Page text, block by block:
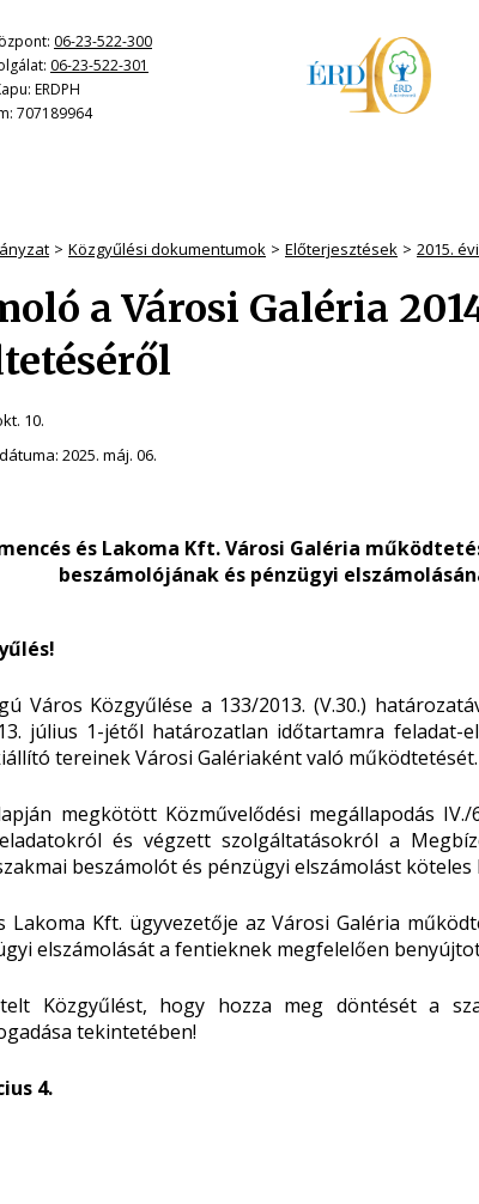
06-23-522-300
06-23-522-301
ERDPH
707189964
Közgyűlési dokumentumok Előterjesztések 2015.
a Városi Galéria
10.
2025. máj. 06.
és Lakoma Kft. Városi Galéria
beszámolójának és pénzügyi
Város Közgyűlése a 133/2013. (V.30.)
július 1-jétől határozatlan időtartamra feladat-
tereinek Városi Galériaként való működtetését.
megkötött Közművelődési megállapodás
és végzett szolgáltatásokról a
beszámolót és pénzügyi elszámolást köteles
Lakoma Kft. ügyvezetője az Városi Galéria
elszámolását a fentieknek megfelelően
Közgyűlést, hogy hozza meg döntését a
tekintetében!
4.